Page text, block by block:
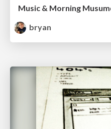
Music & Morning
bryan